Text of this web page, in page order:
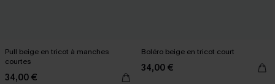
Pull beige en tricot à manches
courtes
34,00 €
Boléro beige en tricot court
34,00 €